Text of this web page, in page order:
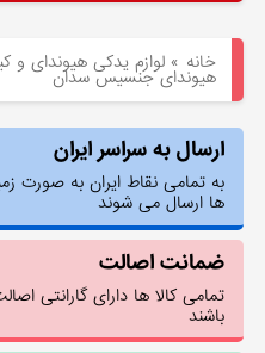
خانه »لوازم یدکی هیوندای و
هیوندای جنسیس سدان
ارسال به سراسر ایران
به تمامی نقاط ایران به صورت
ها ارسال می شوند
ضمانت اصالت
تمامی کالا ها دارای گارانتی
باشند